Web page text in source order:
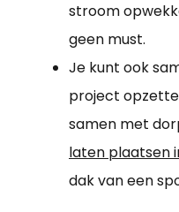
stroom
geen must.
Je kunt ook
project
samen met
laten plaatsen
dak van een